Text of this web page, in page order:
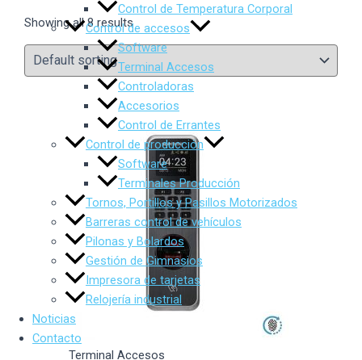
Control de Temperatura Corporal
Control de accesos
Software
Terminal Accesos
Controladoras
Accesorios
Control de Errantes
Control de producción
Software
Terminales Producción
Tornos, Portillos y Pasillos Motorizados
Barreras control de vehículos
Pilonas y Bolardos
Gestión de Gimnasios
Impresora de tarjetas
Relojería industrial
Noticias
Contacto
Showing all 8 results
Terminal Accesos